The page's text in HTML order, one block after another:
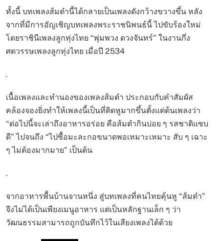
ทั้งนี้ บทเพลงส้มตำนี้ได้กลายเป็นเพลงดังกว้างขวางขึ้น หลัง
จากที่มีการอัญเชิญบทเพลงพระราชนิพนธ์นี้ ไปขับร้องใหม่
โดยราชินีเพลงลูกทุ่งไทย “พุ่มพวง ดวงจันทร์” ในงานกึ่ง
ศตวรรษเพลงลูกทุ่งไทย เมื่อปี 2534
.
เนื้อเพลงและทำนองของเพลงส้มตำ ประกอบกับคำสัมผัส
คล้องจองยิ่งทำให้เพลงนี้เป็นที่ติดหูมากขึ้นตั้งแต่ต้นเพลงว่า
“ต่อไปนี้จะเล่าถึงอาหารอร่อย คือส้มตำกินบ่อย ๆ รสชาติแซบ
ดี” ไปจนถึง “ไปซื้อมะละกอขนาดพอเหมาะเหมาะ สับ ๆ เฉาะ
ๆ ไม่ต้องมากมาย” เป็นต้น
.
จากอาหารพื้นบ้านจานหนึ่ง สู่บทเพลงที่คนไทยคุ้นหู “ส้มตำ”
จึงไม่ได้เป็นเพียงเมนูอาหาร แต่เป็นหลักฐานเล็ก ๆ ว่า
วัฒนธรรมสามารถถูกบันทึกไว้ในเสียงเพลงได้ด้วย